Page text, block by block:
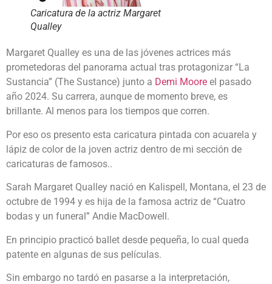
Caricatura de la actriz Margaret
Qualley
Margaret Qualley es una de las jóvenes actrices más
prometedoras del panorama actual tras protagonizar “La
Sustancia” (The Sustance) junto a Demi Moore el pasado
año 2024. Su carrera, aunque de momento breve, es
brillante. Al menos para los tiempos que corren.
Por eso os presento esta caricatura pintada con acuarela y
lápiz de color de la joven actriz dentro de mi sección de
caricaturas de famosos..
Sarah Margaret Qualley nació en Kalispell, Montana, el 23 de
octubre de 1994 y es hija de la famosa actriz de “Cuatro
bodas y un funeral” Andie MacDowell.
En principio practicó ballet desde pequeña, lo cual queda
patente en algunas de sus películas.
Sin embargo no tardó en pasarse a la interpretación,